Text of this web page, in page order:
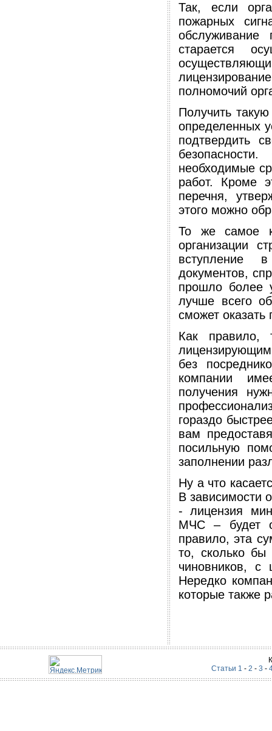
Так, если
пожарных
обслуживание
старается
полномочий
Получить
определенных
подтвердить
необходимые
работ. Кроме
перечня,
этого можно
То же самое
организации
вступление
документов,
прошло более
лучше всего
сможет
Как правило,
без
компании
получения
гораздо
вам
посильную
заполнении
Ну а что
В зависимости
- лицензия
МЧС – будет
правило, эта
то, сколько бы
чиновников,
Нередко
которые также
Статьи 1 - 2 - 3 -